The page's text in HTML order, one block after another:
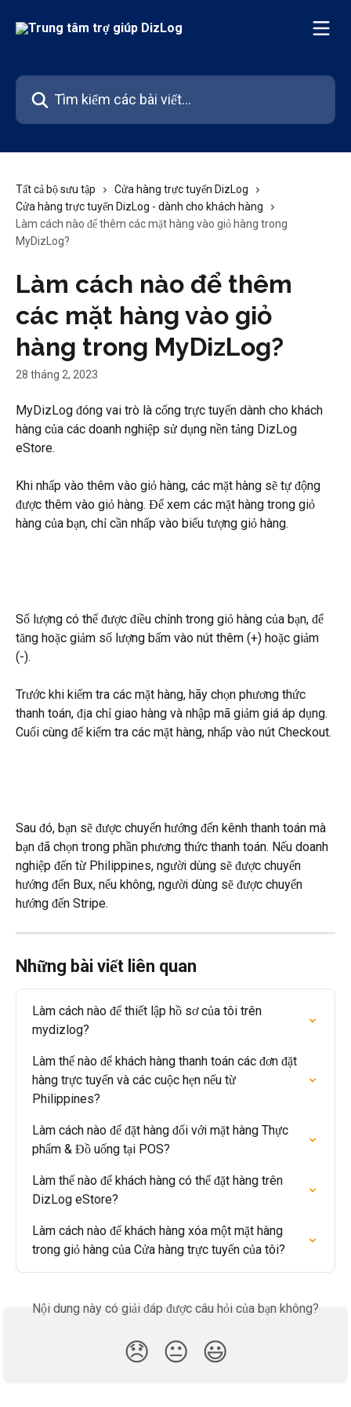
Tìm kiếm các bài viết...
Tất cả bộ sưu tập
Cửa hàng trực tuyến DizLog
Cửa hàng trực tuyến DizLog - dành cho khách hàng
Làm cách nào để thêm các mặt hàng vào giỏ hàng trong
MyDizLog?
Làm cách nào để thêm
các mặt hàng vào giỏ
hàng trong MyDizLog?
28 tháng 2, 2023
MyDizLog đóng vai trò là cổng trực tuyến dành cho khách
hàng của các doanh nghiệp sử dụng nền tảng DizLog
eStore.
Khi nhấp vào thêm vào giỏ hàng, các mặt hàng sẽ tự động
được thêm vào giỏ hàng. Để xem các mặt hàng trong giỏ
hàng của bạn, chỉ cần nhấp vào biểu tượng giỏ hàng.
Số lượng có thể được điều chỉnh trong giỏ hàng của bạn, để
tăng hoặc giảm số lượng bấm vào nút thêm (+) hoặc giảm
(-).
Trước khi kiểm tra các mặt hàng, hãy chọn phương thức
thanh toán, địa chỉ giao hàng và nhập mã giảm giá áp dụng.
Cuối cùng để kiểm tra các mặt hàng, nhấp vào nút Checkout.
Sau đó, bạn sẽ được chuyển hướng đến kênh thanh toán mà
bạn đã chọn trong phần phương thức thanh toán. Nếu doanh
nghiệp đến từ Philippines, người dùng sẽ được chuyển
hướng đến Bux, nếu không, người dùng sẽ được chuyển
hướng đến Stripe.
Những bài viết liên quan
Làm cách nào để thiết lập hồ sơ của tôi trên
mydizlog?
Làm thế nào để khách hàng thanh toán các đơn đặt
hàng trực tuyến và các cuộc hẹn nếu từ
Philippines?
Làm cách nào để đặt hàng đối với mặt hàng Thực
phẩm & Đồ uống tại POS?
Làm thế nào để khách hàng có thể đặt hàng trên
DizLog eStore?
Làm cách nào để khách hàng xóa một mặt hàng
trong giỏ hàng của Cửa hàng trực tuyến của tôi?
Nội dung này có giải đáp được câu hỏi của bạn không?
😞 😐 😃